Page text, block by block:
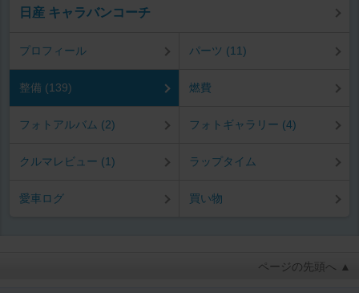
日産 キャラバンコーチ
プロフィール パーツ (11)
整備 (139) 燃費
フォトアルバム (2) フォトギャラリー (4)
クルマレビュー (1) ラップタイム
愛車ログ 買い物
ページの先頭へ ▲